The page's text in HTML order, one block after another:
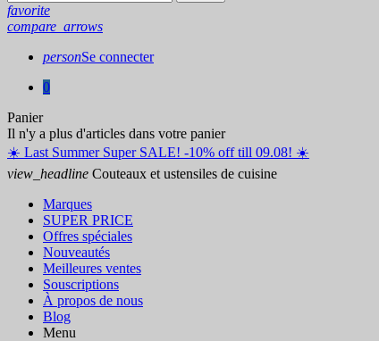
favorite
compare_arrows
personSe connecter
0
Panier
Il n'y a plus d'articles dans votre panier
☀️ ️Last Summer Super SALE! -10% off till 09.08! ☀️
view_headline Couteaux et ustensiles de cuisine
Marques
SUPER PRICE
Offres spéciales
Nouveautés
Meilleures ventes
Souscriptions
À propos de nous
Blog
Menu